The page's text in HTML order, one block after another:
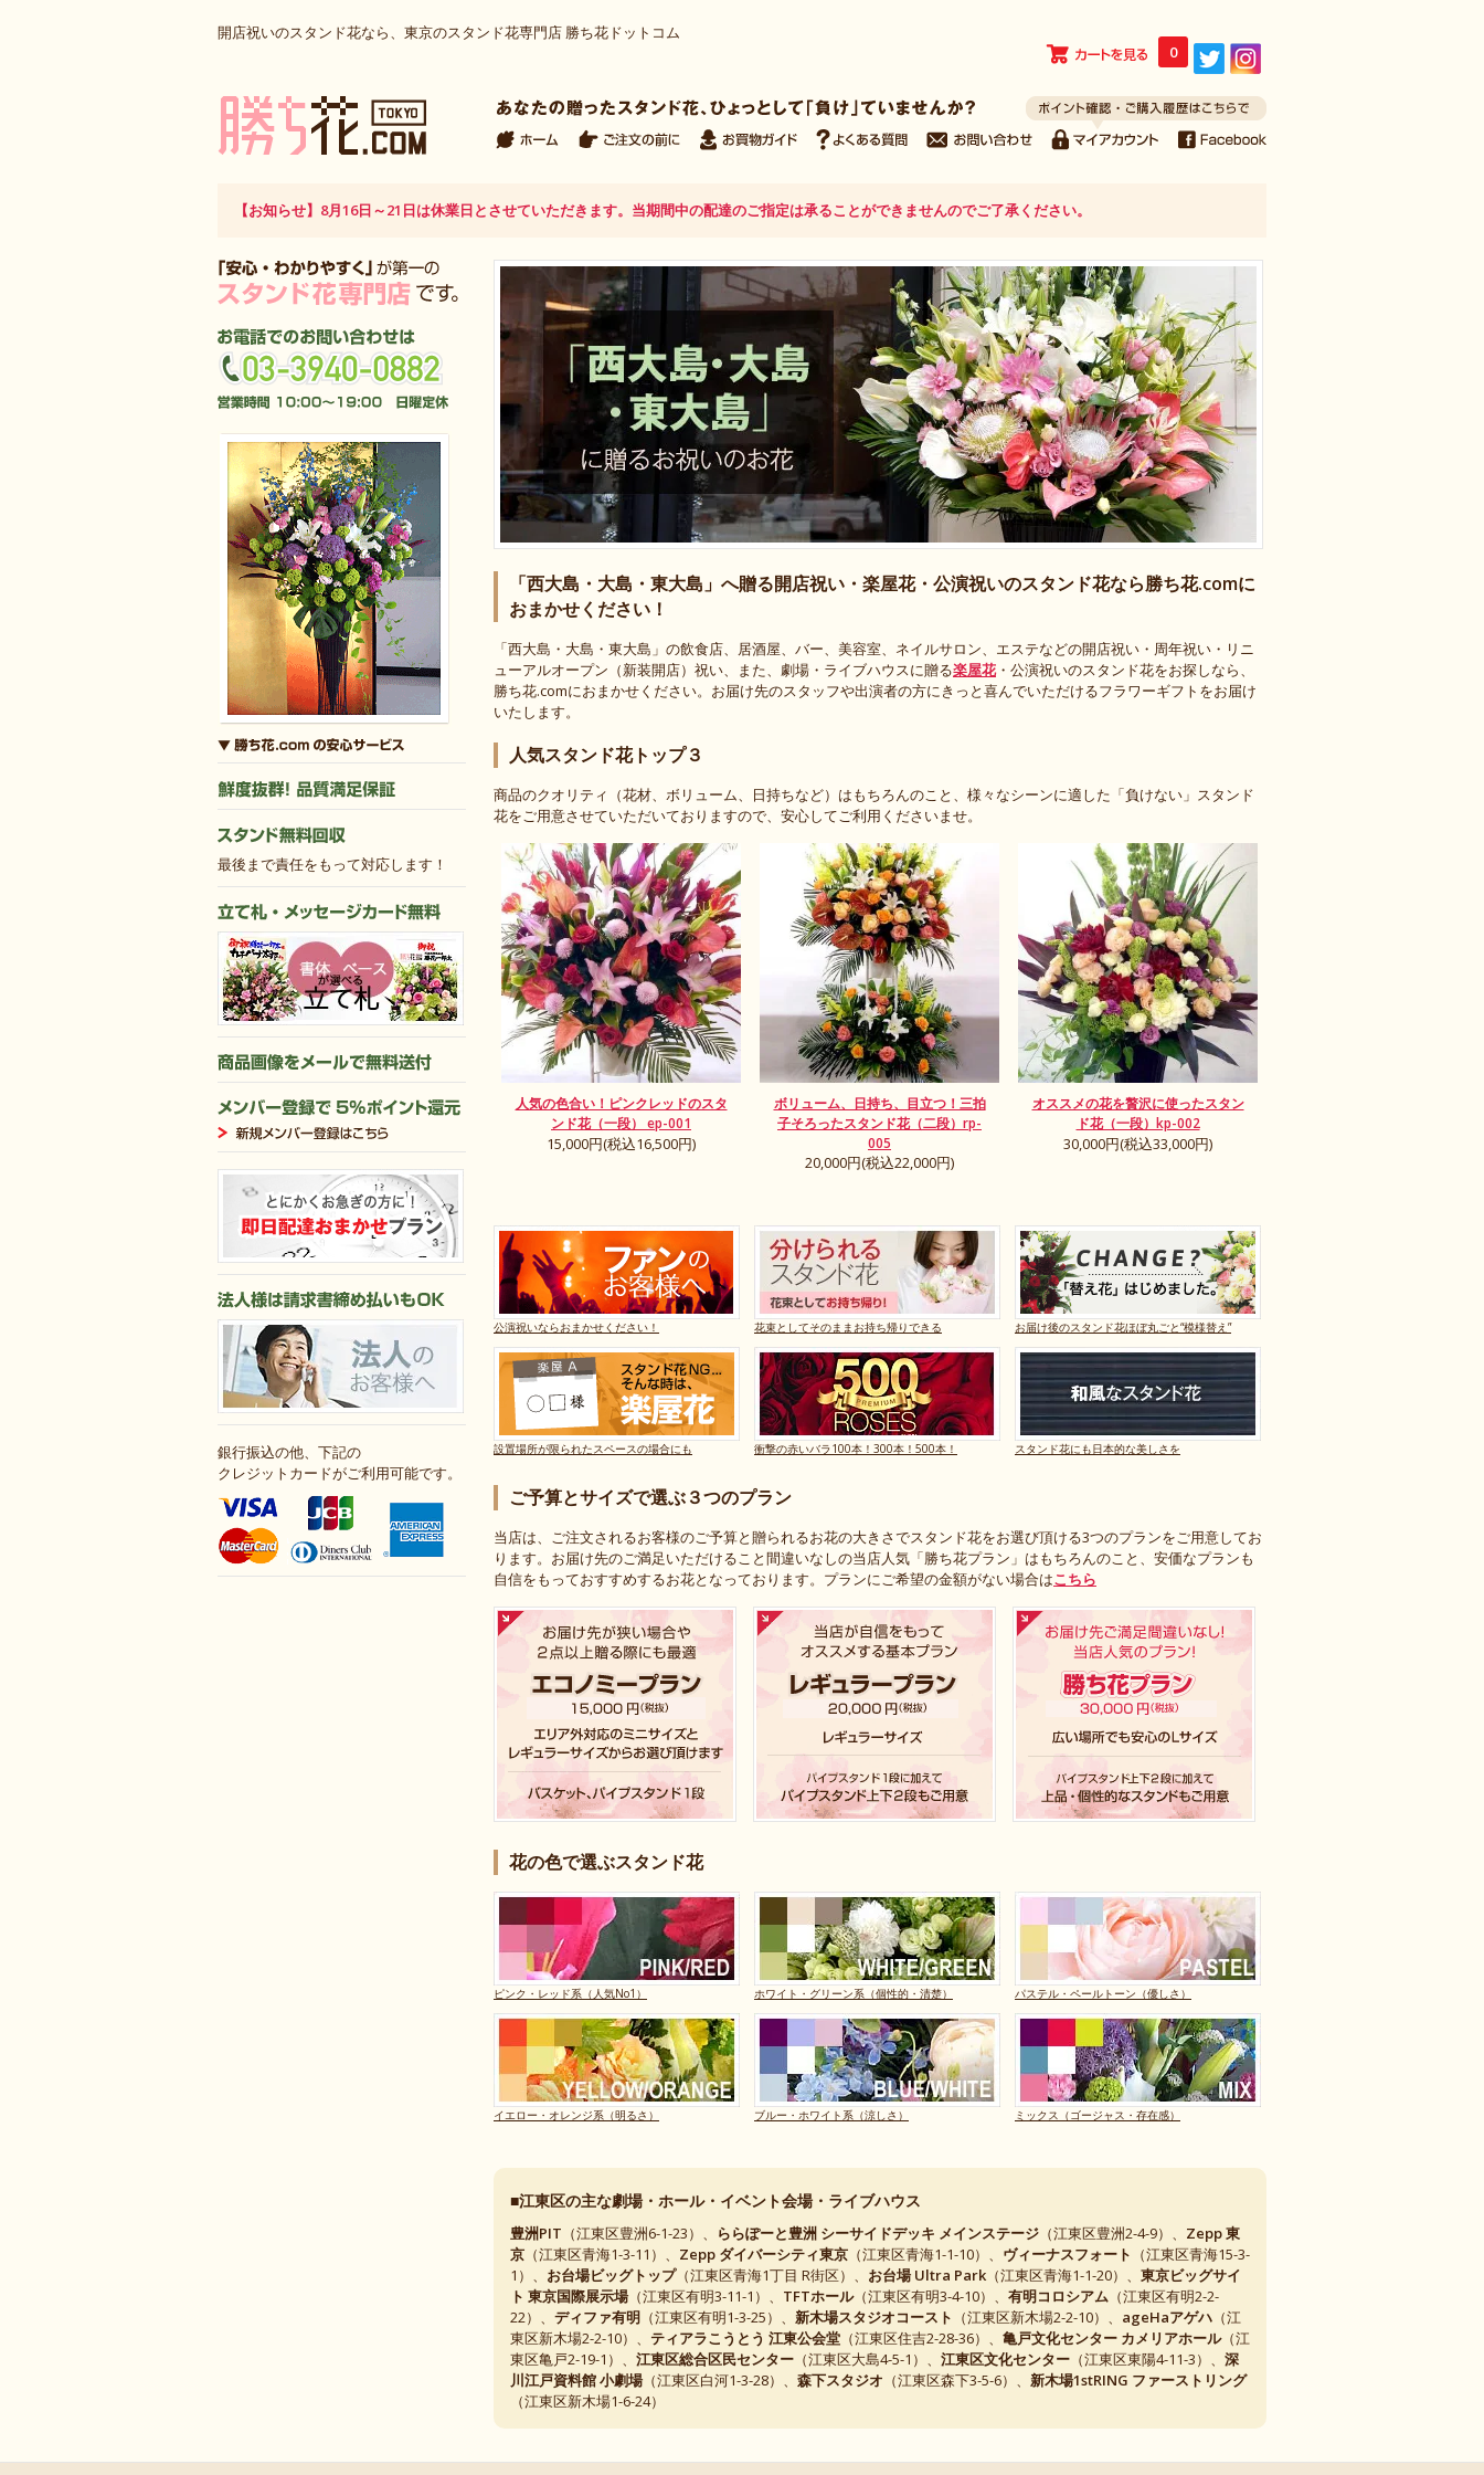
開店祝いのスタンド花なら、東京のスタンド花専門店 勝ち花ドットコム
0
【お知らせ】8月16日～21日は休業日とさせていただきます。当期間中の配達のご指定は承ることができませんのでご了承ください。
「西大島・大島・東大島」へ贈る開店祝い・楽屋花・公演祝いのスタンド花なら勝ち花.comに
おまかせください！
「西大島・大島・東大島」の飲食店、居酒屋、バー、美容室、ネイルサロン、エステなどの開店祝い・周年祝い・リニ
ューアルオープン（新装開店）祝い、また、劇場・ライブハウスに贈る楽屋花・公演祝いのスタンド花をお探しなら、
勝ち花.comにおまかせください。お届け先のスタッフや出演者の方にきっと喜んでいただけるフラワーギフトをお届け
いたします。
人気スタンド花トップ３
商品のクオリティ（花材、ボリューム、日持ちなど）はもちろんのこと、様々なシーンに適した「負けない」スタンド
花をご用意させていただいておりますので、安心してご利用くださいませ。
人気の色合い！ピンクレッドのスタ
ンド花（一段） ep-001
15,000円(税込16,500円)
ボリューム、日持ち、目立つ！三拍
子そろったスタンド花（二段）rp-
005
20,000円(税込22,000円)
オススメの花を贅沢に使ったスタン
ド花（一段）kp-002
30,000円(税込33,000円)
公演祝いならおまかせください！ 花束としてそのままお持ち帰りできる お届け後のスタンド花ほぼ丸ごと“模様替え”
設置場所が限られたスペースの場合にも 衝撃の赤いバラ100本！300本！500本！ スタンド花にも日本的な美しさを
ご予算とサイズで選ぶ３つのプラン
当店は、ご注文されるお客様のご予算と贈られるお花の大きさでスタンド花をお選び頂ける3つのプランをご用意してお
ります。お届け先のご満足いただけること間違いなしの当店人気「勝ち花プラン」はもちろんのこと、安価なプランも
自信をもっておすすめするお花となっております。プランにご希望の金額がない場合はこちら
花の色で選ぶスタンド花
ピンク・レッド系（人気No1） ホワイト・グリーン系（個性的・清楚） パステル・ペールトーン（優しさ）
イエロー・オレンジ系（明るさ） ブルー・ホワイト系（涼しさ） ミックス（ゴージャス・存在感）
■江東区の主な劇場・ホール・イベント会場・ライブハウス
豊洲PIT （江東区豊洲6-1-23）、 ららぽーと豊洲 シーサイドデッキ メインステージ （江東区豊洲2-4-9）、 Zepp 東
京 （江東区青海1-3-11）、 Zepp ダイバーシティ東京 （江東区青海1-1-10）、 ヴィーナスフォート （江東区青海15-3-
1）、 お台場ビッグトップ（江東区青海1丁目 R街区）、 お台場 Ultra Park （江東区青海1-1-20）、 東京ビッグサイ
ト 東京国際展示場（江東区有明3-11-1）、 TFTホール（江東区有明3-4-10）、 有明コロシアム （江東区有明2-2-
22）、 ディファ有明 （江東区有明1-3-25）、 新木場スタジオコースト （江東区新木場2-2-10）、 ageHaアゲハ （江
東区新木場2-2-10）、 ティアラこうとう 江東公会堂 （江東区住吉2-28-36）、 亀戸文化センター カメリアホール（江
東区亀戸2-19-1）、 江東区総合区民センター （江東区大島4-5-1）、 江東区文化センター （江東区東陽4-11-3）、 深
川江戸資料館 小劇場（江東区白河1-3-28）、 森下スタジオ （江東区森下3-5-6）、 新木場1stRING ファーストリング
（江東区新木場1-6-24）
最後まで責任をもって対応します！
銀行振込の他、下記の
クレジットカードがご利用可能です。